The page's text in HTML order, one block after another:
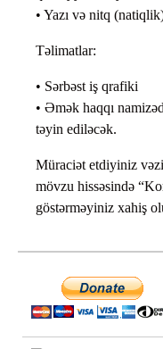
• Yazı və nitq
Təlimatlar:
• Sərbəst iş qrafiki
• Əmək haqqı
təyin ediləcək.
Müraciət etdiyiniz
mövzu hissəsində
göstərməyiniz xahiş